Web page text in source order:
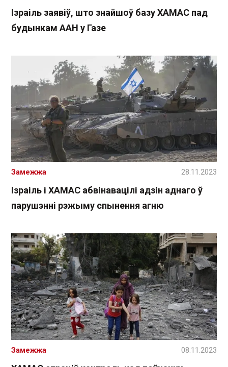
Ізраіль заявіў, што знайшоў базу ХАМАС пад
будынкам ААН у Газе
Ізраіль і ХАМАС абвінавацілі адзін аднаго ў
парушэнні рэжыму спынення агню
Замежжа 28.11.2023
Замежжа 08.11.2023